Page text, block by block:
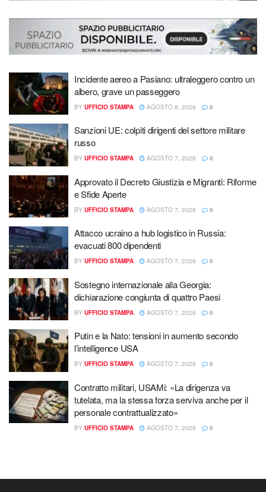
Incidente aereo a Pasiano: ultraleggero contro un
albero, grave un passeggero
BY UFFICIO STAMPA AGOSTO 8, 2026 0
Sanzioni UE: colpiti dirigenti del settore militare
russo
BY UFFICIO STAMPA AGOSTO 7, 2026 0
Approvato il Decreto Giustizia e Migranti: Riforme
e Sfide Aperte
BY UFFICIO STAMPA AGOSTO 7, 2026 0
Attacco ucraino a hub logistico in Russia:
evacuati 800 dipendenti
BY UFFICIO STAMPA AGOSTO 7, 2026 0
Sostegno internazionale alla Georgia:
dichiarazione congiunta di quattro Paesi
BY UFFICIO STAMPA AGOSTO 7, 2026 0
Putin e la Nato: tensioni in aumento secondo
l’intelligence USA
BY UFFICIO STAMPA AGOSTO 7, 2026 0
Contratto militari, USAMi: «La dirigenza va
tutelata, ma la stessa forza serviva anche per il
personale contrattualizzato»
BY UFFICIO STAMPA AGOSTO 7, 2026 0